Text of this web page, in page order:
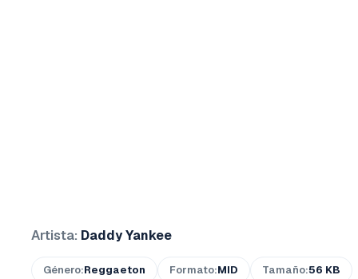
Artista: Daddy Yankee
Género:Reggaeton Formato:MID Tamaño:56 KB